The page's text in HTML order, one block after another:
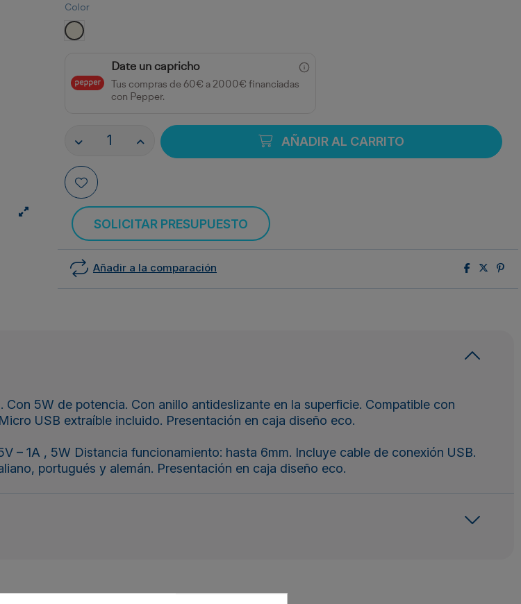
Color
CRUDO
Date un capricho
Tus compras de 60€ a 2000€ financiadas
con Pepper.
AÑADIR AL CARRITO
SOLICITAR PRESUPUESTO
Añadir a la comparación
5W de potencia. Con anillo antideslizante en la superficie. Compatible con
USB extraíble incluido. Presentación en caja diseño eco.
– 1A , 5W Distancia funcionamiento: hasta 6mm. Incluye cable de conexión USB.
portugués y alemán. Presentación en caja diseño eco.